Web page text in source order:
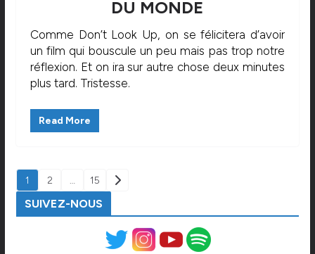
DU MONDE
Comme Don’t Look Up, on se félicitera d’avoir
un film qui bouscule un peu mais pas trop notre
réflexion. Et on ira sur autre chose deux minutes
plus tard. Tristesse.
Read More
PAGINATION
DES
PUBLICATIONS
1 2 … 15
SUIVEZ-NOUS